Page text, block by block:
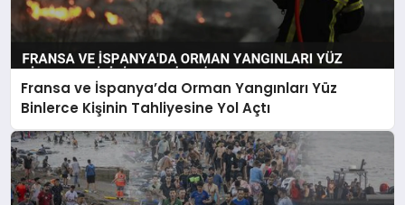
Fransa ve İspanya’da Orman Yangınları Yüz
Binlerce Kişinin Tahliyesine Yol Açtı